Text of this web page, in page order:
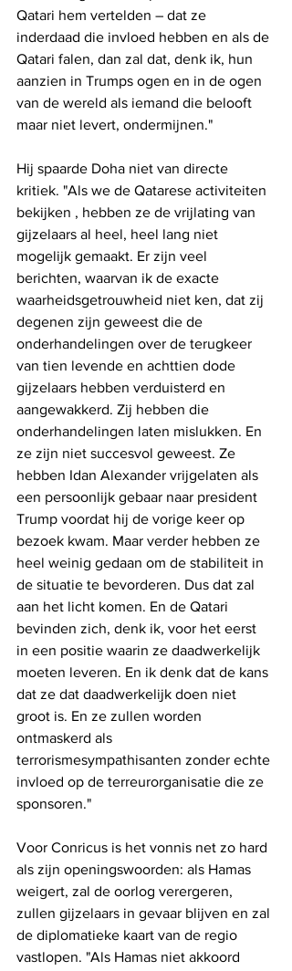
Qatari hem vertelden – dat ze
inderdaad die invloed hebben en als de
Qatari falen, dan zal dat, denk ik, hun
aanzien in Trumps ogen en in de ogen
van de wereld als iemand die belooft
maar niet levert, ondermijnen."
Hij spaarde Doha niet van directe
kritiek. "Als we de Qatarese activiteiten
bekijken , hebben ze de vrijlating van
gijzelaars al heel, heel lang niet
mogelijk gemaakt. Er zijn veel
berichten, waarvan ik de exacte
waarheidsgetrouwheid niet ken, dat zij
degenen zijn geweest die de
onderhandelingen over de terugkeer
van tien levende en achttien dode
gijzelaars hebben verduisterd en
aangewakkerd. Zij hebben die
onderhandelingen laten mislukken. En
ze zijn niet succesvol geweest. Ze
hebben Idan Alexander vrijgelaten als
een persoonlijk gebaar naar president
Trump voordat hij de vorige keer op
bezoek kwam. Maar verder hebben ze
heel weinig gedaan om de stabiliteit in
de situatie te bevorderen. Dus dat zal
aan het licht komen. En de Qatari
bevinden zich, denk ik, voor het eerst
in een positie waarin ze daadwerkelijk
moeten leveren. En ik denk dat de kans
dat ze dat daadwerkelijk doen niet
groot is. En ze zullen worden
ontmaskerd als
terrorismesympathisanten zonder echte
invloed op de terreurorganisatie die ze
sponsoren."
Voor Conricus is het vonnis net zo hard
als zijn openingswoorden: als Hamas
weigert, zal de oorlog verergeren,
zullen gijzelaars in gevaar blijven en zal
de diplomatieke kaart van de regio
vastlopen. "Als Hamas niet akkoord